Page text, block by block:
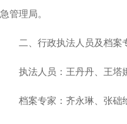
急管理局。
二、行政执法人员及档案
执法人员：王丹丹、王塔
档案专家：齐永琳、张础